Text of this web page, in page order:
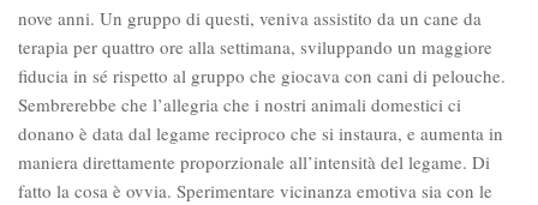
nove anni. Un gruppo di questi, veniva assistito da un cane da
terapia per quattro ore alla settimana, sviluppando un maggiore
fiducia in sé rispetto al gruppo che giocava con cani di pelouche.
Sembrerebbe che l’allegria che i nostri animali domestici ci
donano è data dal legame reciproco che si instaura, e aumenta in
maniera direttamente proporzionale all’intensità del legame. Di
fatto la cosa è ovvia. Sperimentare vicinanza emotiva sia con le